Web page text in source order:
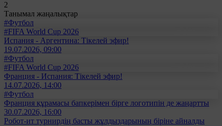
2
Танымал жаңалықтар
#Футбол
#FIFA World Cup 2026
Испания - Аргентина: Тікелей эфир!
19.07.2026, 09:00
#Футбол
#FIFA World Cup 2026
Франция - Испания: Тікелей эфир!
14.07.2026, 14:00
#Футбол
Франция құрамасы бапкерімен бірге логотипін де жаңартты
30.07.2026, 16:00
Робот-ит турнирдің басты жұлдыздарының біріне айналды